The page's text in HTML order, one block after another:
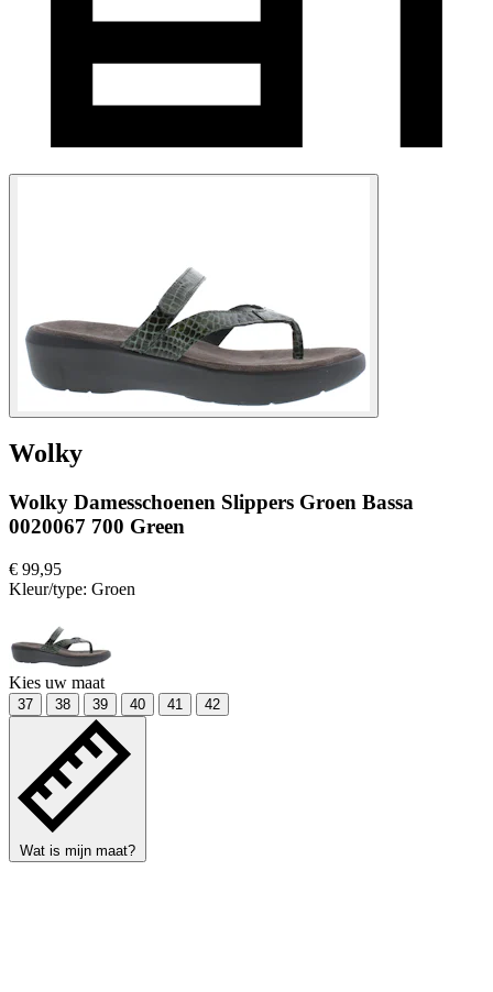
Wolky
Wolky Damesschoenen Slippers Groen Bassa
0020067 700 Green
€ 99,95
Kleur/type: Groen
Kies uw maat
37 38 39 40 41 42
Wat is mijn maat?